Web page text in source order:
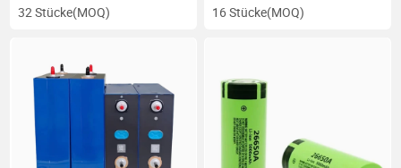
32 Stücke(MOQ) 16 Stücke(MOQ)